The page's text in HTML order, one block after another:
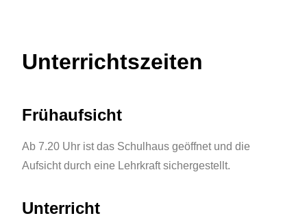
Unterrichtszeiten
Frühaufsicht
Ab 7.20 Uhr ist das Schulhaus geöffnet und die
Aufsicht durch eine Lehrkraft sichergestellt.
Unterricht